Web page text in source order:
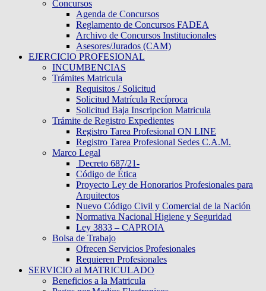
Concursos
Agenda de Concursos
Reglamento de Concursos FADEA
Archivo de Concursos Institucionales
Asesores/Jurados (CAM)
EJERCICIO PROFESIONAL
INCUMBENCIAS
Trámites Matricula
Requisitos / Solicitud
Solicitud Matrícula Recíproca
Solicitud Baja Inscripcion Matricula
Trámite de Registro Expedientes
Registro Tarea Profesional ON LINE
Registro Tarea Profesional Sedes C.A.M.
Marco Legal
Decreto 687/21-
Código de Ética
Proyecto Ley de Honorarios Profesionales para
Arquitectos
Nuevo Código Civil y Comercial de la Nación
Normativa Nacional Higiene y Seguridad
Ley 3833 – CAPROIA
Bolsa de Trabajo
Ofrecen Servicios Profesionales
Requieren Profesionales
SERVICIO al MATRICULADO
Beneficios a la Matricula